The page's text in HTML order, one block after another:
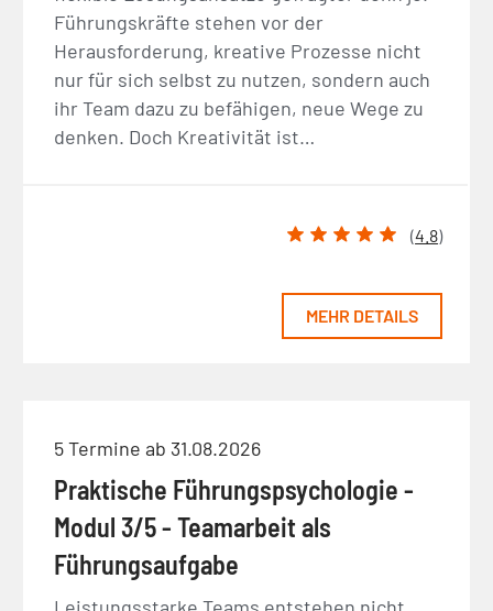
Führungskräfte stehen vor der
Herausforderung, kreative Prozesse nicht
nur für sich selbst zu nutzen, sondern auch
ihr Team dazu zu befähigen, neue Wege zu
denken. Doch Kreativität ist…
(4.8)
MEHR DETAILS
5 Termine ab 31.08.2026
Praktische Führungspsychologie -
Modul 3/5 - Teamarbeit als
Führungsaufgabe